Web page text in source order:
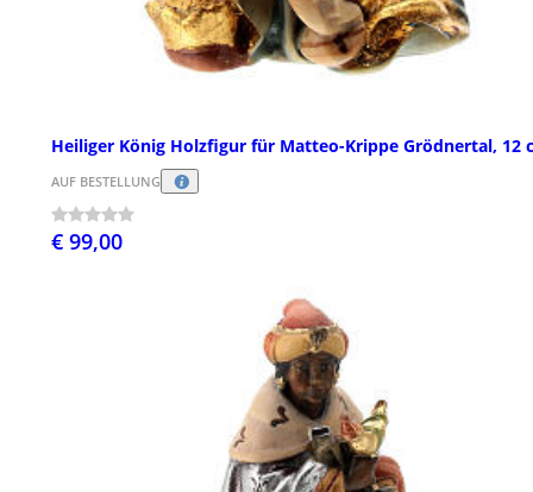
Heiliger König Holzfigur für Matteo-Krippe Grödnertal, 12
AUF BESTELLUNG
€ 99,00